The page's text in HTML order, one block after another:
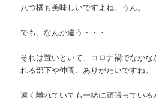
八つ橋も美味しいですよね。うん。
でも、なんか違う・・・
それは置いといて、コロナ禍でなかな
れる部下や仲間、ありがたいですね。
遠く離れていても一緒に頑張っている